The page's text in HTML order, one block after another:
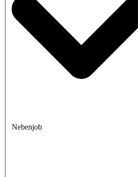
Nebenjob